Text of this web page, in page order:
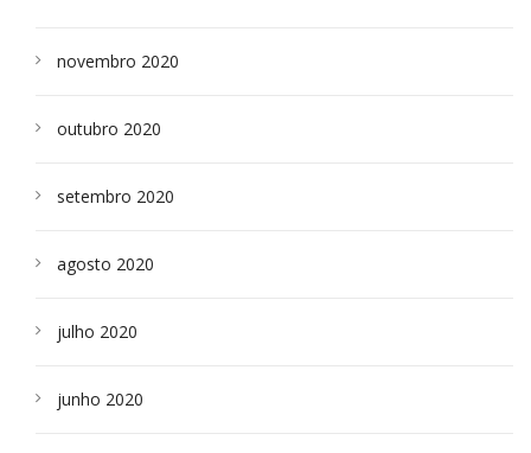
novembro 2020
outubro 2020
setembro 2020
agosto 2020
julho 2020
junho 2020